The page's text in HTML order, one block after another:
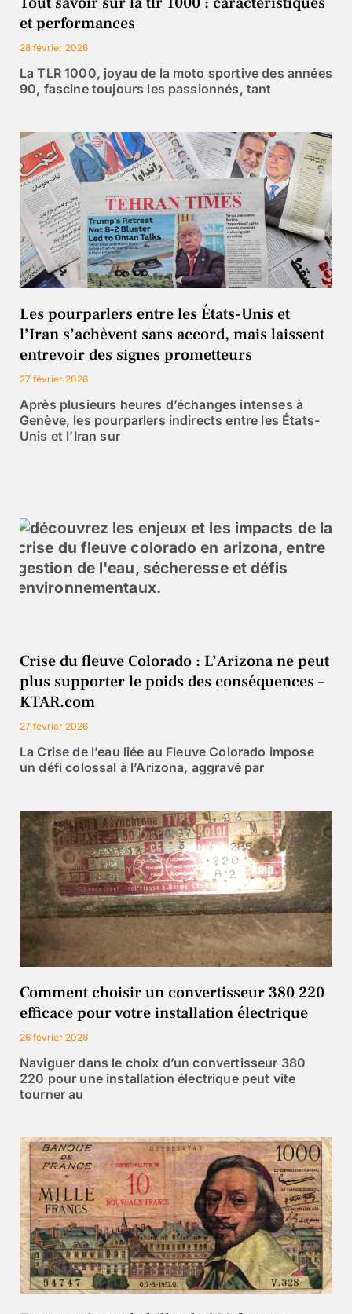
et performances
28 février 2026
La TLR 1000, joyau de la moto sportive des années
90, fascine toujours les passionnés, tant
Les pourparlers entre les États-Unis et
l’Iran s’achèvent sans accord, mais laissent
entrevoir des signes prometteurs
27 février 2026
Après plusieurs heures d’échanges intenses à
Genève, les pourparlers indirects entre les États-
Unis et l’Iran sur
Crise du fleuve Colorado : L’Arizona ne peut
plus supporter le poids des conséquences –
KTAR.com
27 février 2026
La Crise de l’eau liée au Fleuve Colorado impose
un défi colossal à l’Arizona, aggravé par
Comment choisir un convertisseur 380 220
efficace pour votre installation électrique
26 février 2026
Naviguer dans le choix d’un convertisseur 380
220 pour une installation électrique peut vite
tourner au